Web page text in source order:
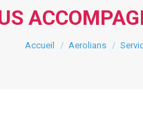
Vous êtes ici :
Accueil Aerolians